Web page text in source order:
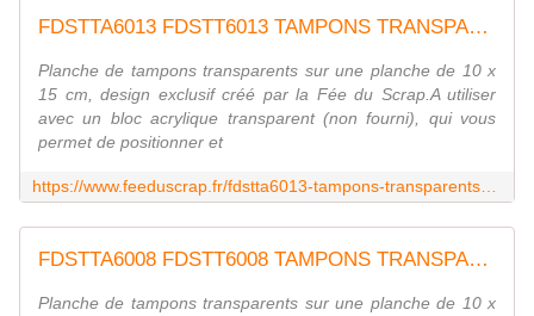
FDSTTA6013 FDSTT6013 TAMPONS TRANSPARENTS A6 FLEURS 2 FEE DU SCRAP
Planche de tampons transparents sur une planche de 10 x
15 cm, design exclusif créé par la Fée du Scrap.A utiliser
avec un bloc acrylique transparent (non fourni), qui vous
permet de positionner et
FDSTTA6008 FDSTT6008 TAMPONS TRANSPARENTS A6 POLAROID FEE DU SCRAP
Planche de tampons transparents sur une planche de 10 x